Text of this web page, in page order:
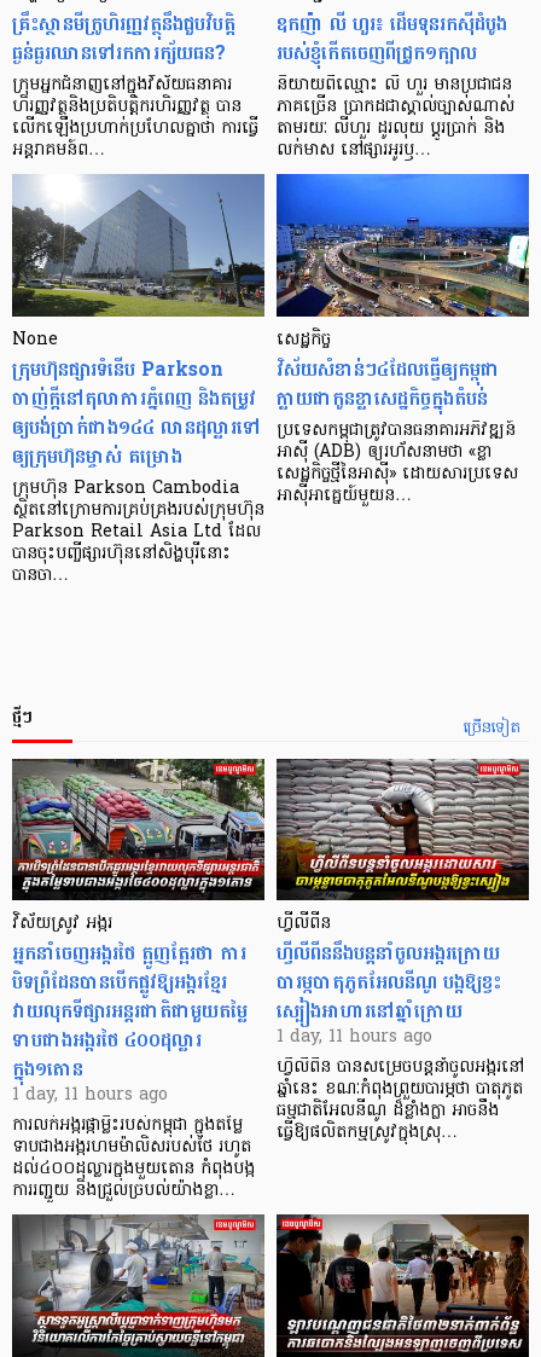
គ្រឹះស្ថាន​មីក្រូ​ហិរញ្ញវត្ថុ​នឹង​ជួប​វិបត្តិ​
ធ្ងន់ធ្ងរ​ឈាន​ទៅ​រក​ការ​ក្ស័យធន?
ក្រុម​អ្នក​ជំនាញ​នៅ​ក្នុង​វិស័យ​ធនាគារ
ហិរញ្ញវត្ថុ​និង​ប្រតិបត្តិករ​ហិរញ្ញ​វត្ថុ បាន​​
លើក​ឡើង​ប្រហាក់​ប្រហែល​គ្នា​ថា ការ​ធ្វើ​
អន្តរាគមន៍​ព…
ឧកញ៉ា លី ហួរ៖ ដើមទុនរកស៊ីដំបូង
របស់ខ្ញុំកើតចេញពីជ្រូក១ក្បាល
និយាយ​ពី​ឈ្មោះ លី ហួរ មាន​ប្រជាជន​
ភាគ​ច្រើន ប្រាកដ​ជា​ស្គាល់​ច្បាស់​ណាស់
តាមរយៈ លីហួរ ដូរ​លុយ ប្តូរ​បា្រក់ និង​
លក់​មាស នៅ​ផ្សារ​អូរ​ឫ…
None
ក្រុមហ៊ុនផ្សារទំនើប Parkson
ចាញ់ក្ដីនៅតុលាការភ្នំពេញ និងតម្រូវ
ឲ្យបង់ប្រាក់ជាង១៤៤ លានដុល្លារទៅ
ឲ្យក្រុមហ៊ុនម្ចាស់ គម្រោង
ក្រុមហ៊ុន Parkson Cambodia
ស្ថិតនៅក្រោមការគ្រប់គ្រងរបស់ក្រុមហ៊ុន
Parkson Retail Asia Ltd ដែល
បានចុះបញ្ចីផ្សារហ៊ុននៅសិង្ហបុរីនោះ
បានចា…
សេដ្ឋកិច្ច​
វិស័យ​សំខាន់ៗ​៤​ដែល​ធ្វើ​ឲ្យ​កម្ពុជា​
ក្លាយ​ជា​កូន​ខ្លា​សេដ្ឋកិច្ច​ក្នុង​តំបន់
ប្រទេស​កម្ពុជា​ត្រូវ​បាន​ធនាគារ​អភិវឌ្ឍន៍​
អាស៊ី (ADB) ឲ្យ​រហ័ស​នាមថា «ខ្លា​
សេដ្ឋកិច្ច​ថ្មី​នៃ​អាស៊ី» ដោយសារ​ប្រទេស​
អាស៊ី​អាគ្នេយ៍​មួយ​ន…
ច្រើនទៀត
ថ្មីៗ
វិស័យស្រូវ អង្ករ
អ្នកនាំចេញអង្ករថៃ ត្អូញត្អែរថា ការ
បិទព្រំដែនបានបើកផ្លូវឱ្យអង្ករខ្មែរ
វាយលុកទីផ្សារអន្តរជាតិជាមួយតម្លៃ
ទាបជាងអង្ករថៃ ៤០០ដុល្លារ
ក្នុង១តោន
1 day, 11 hours ago
ការលក់អង្ករផ្កាម្លិះរបស់កម្ពុជា ក្នុងតម្លៃ
ទាបជាងអង្ករហមម៉ាលិសរបស់ថៃ រហូត
ដល់៤០០ដុល្លារក្នុងមួយតោន កំពុងបង្ក
ការរញ្ជួយ និងជ្រួលច្របល់យ៉ាងខ្លា…
ហ្វីលីពីន
ហ្វីលីពីននឹងបន្តនាំចូលអង្ករក្រោយ
បារម្ភបាតុភូតអែលនីណូ បង្កឱ្យខ្វះ
ស្បៀងអាហារនៅឆ្នាំក្រោយ
1 day, 11 hours ago
ហ្វីលីពីន បាន​សម្រេចបន្តនាំចូលអង្ករនៅ
ឆ្នាំនេះ ខណៈកំពុងព្រួយបារម្ភថា បាតុភូត
ធម្មជាតិអែលនីណូ ដ៏ខ្លាំងក្លា​ អាចនឹង
ធ្វើឱ្យផលិតកម្មស្រូវក្នុងស្រុ…